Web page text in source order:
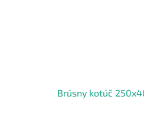
Brúsny kotúč